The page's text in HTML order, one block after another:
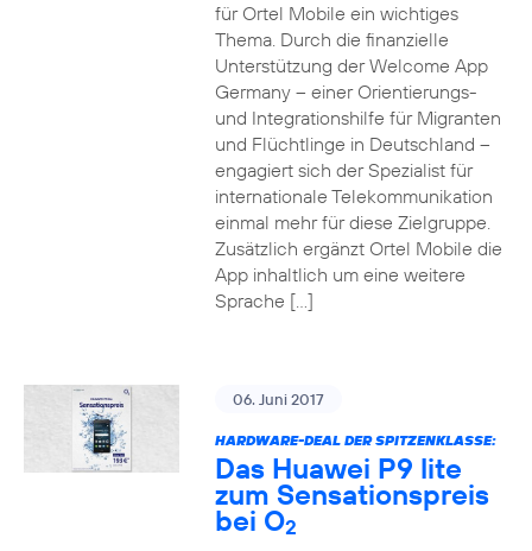
für Ortel Mobile ein wichtiges
Thema. Durch die finanzielle
Unterstützung der Welcome App
Germany – einer Orientierungs-
und Integrationshilfe für Migranten
und Flüchtlinge in Deutschland –
engagiert sich der Spezialist für
internationale Telekommunikation
einmal mehr für diese Zielgruppe.
Zusätzlich ergänzt Ortel Mobile die
App inhaltlich um eine weitere
Sprache […]
06. Juni 2017
HARDWARE-DEAL DER SPITZENKLASSE:
Das Huawei P9 lite
zum Sensationspreis
bei O2